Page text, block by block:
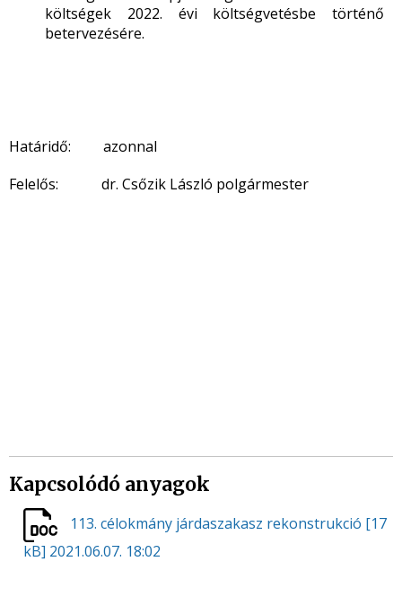
költségek 2022. évi költségvetésbe történő
betervezésére.
Határidő: azonnal
Felelős: dr. Csőzik László polgármester
Kapcsolódó anyagok
113. célokmány járdaszakasz rekonstrukció [17
kB] 2021.06.07. 18:02